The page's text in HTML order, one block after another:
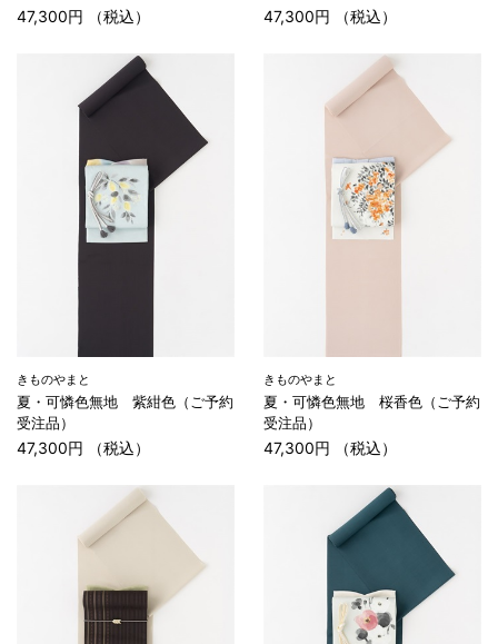
47,300円 （税込） 47,300円 （税込）
きものやまと
夏・可憐色無地 紫紺色（ご予約
受注品）
47,300円 （税込）
きものやまと
夏・可憐色無地 桜香色（ご予約
受注品）
47,300円 （税込）